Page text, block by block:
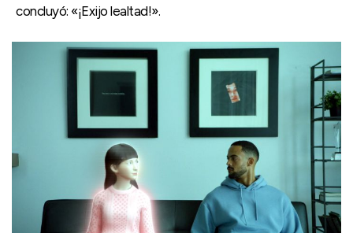
concluyó: «¡Exijo lealtad!».